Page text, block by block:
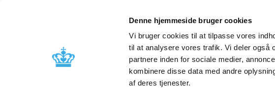
Denne hjemmeside bruger cookies
Vi bruger cookies til at tilpasse vores
til at analysere vores trafik. Vi deler også
partnere inden for sociale medier,
kombinere disse data med andre
af deres tjenester.
Godkendelse og
Bivirkninger og
produktinformation